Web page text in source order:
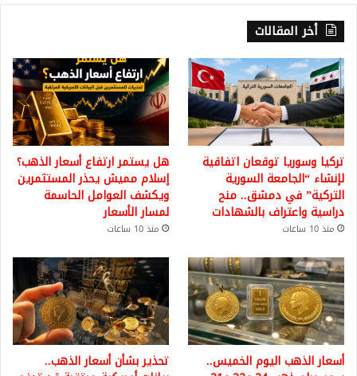
أخر المقالات
تركيا وسوريا توقعان اتفاقية
لإنشاء “الجامعة السورية
التركية” في دمشق.. منح
دراسية واعتراف بالشهادات
منذ 10 ساعات
هل يستمر ارتفاع أسعار الذهب؟
إسلام مميش يحذر المستثمرين
ويكشف العوامل الحاسمة
لمسار الأسعار
منذ 10 ساعات
أسعار الذهب اليوم الخميس.. تحذير بشأن أسعار الذهب..